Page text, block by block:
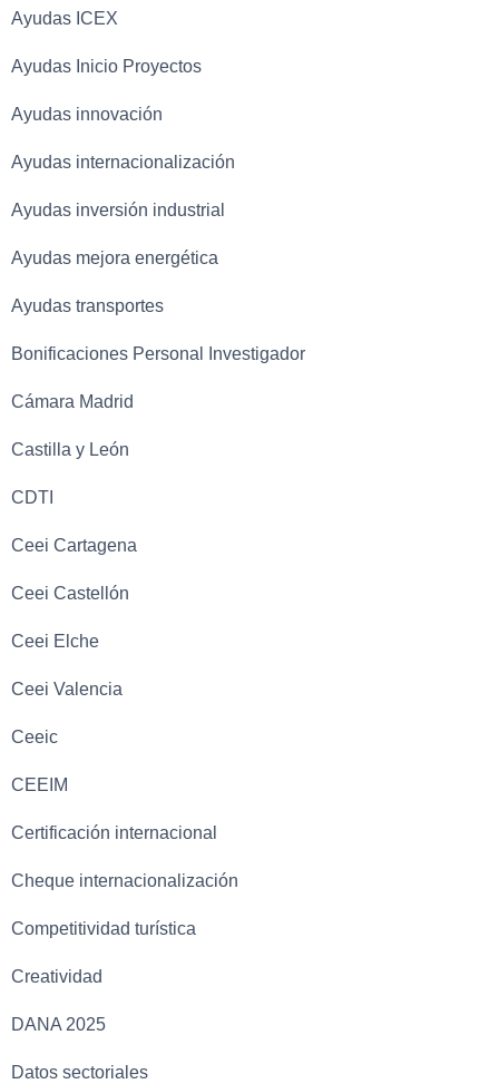
Ayudas ICEX
Ayudas Inicio Proyectos
Ayudas innovación
Ayudas internacionalización
Ayudas inversión industrial
Ayudas mejora energética
Ayudas transportes
Bonificaciones Personal Investigador
Cámara Madrid
Castilla y León
CDTI
Ceei Cartagena
Ceei Castellón
Ceei Elche
Ceei Valencia
Ceeic
CEEIM
Certificación internacional
Cheque internacionalización
Competitividad turística
Creatividad
DANA 2025
Datos sectoriales